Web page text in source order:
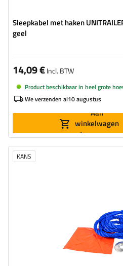
Sleepkabel met haken
geel
14,09 €Incl. BTW
Product beschikbaar in heel grote
We verzenden al10 augustus
Aan
winkelwagen
toevoegen
KANS
Lengte van de band: